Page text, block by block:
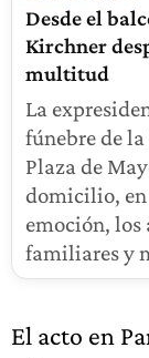
Desde el
Kirchner
multitud
La
fúnebre de
Plaza de
domicilio, en
emoción, los
familiares y
El acto en